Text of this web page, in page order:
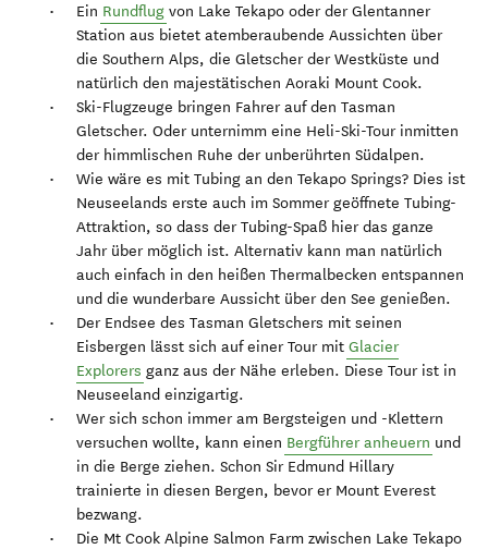
Ein Rundflug von Lake Tekapo oder der Glentanner
Station aus bietet atemberaubende Aussichten über
die Southern Alps, die Gletscher der Westküste und
natürlich den majestätischen Aoraki Mount Cook.
Ski-Flugzeuge bringen Fahrer auf den Tasman
Gletscher. Oder unternimm eine Heli-Ski-Tour inmitten
der himmlischen Ruhe der unberührten Südalpen.
Wie wäre es mit Tubing an den Tekapo Springs? Dies ist
Neuseelands erste auch im Sommer geöffnete Tubing-
Attraktion, so dass der Tubing-Spaß hier das ganze
Jahr über möglich ist. Alternativ kann man natürlich
auch einfach in den heißen Thermalbecken entspannen
und die wunderbare Aussicht über den See genießen.
Der Endsee des Tasman Gletschers mit seinen
Eisbergen lässt sich auf einer Tour mit Glacier
Explorers ganz aus der Nähe erleben. Diese Tour ist in
Neuseeland einzigartig.
Wer sich schon immer am Bergsteigen und -Klettern
versuchen wollte, kann einen Bergführer anheuern und
in die Berge ziehen. Schon Sir Edmund Hillary
trainierte in diesen Bergen, bevor er Mount Everest
bezwang.
Die Mt Cook Alpine Salmon Farm zwischen Lake Tekapo